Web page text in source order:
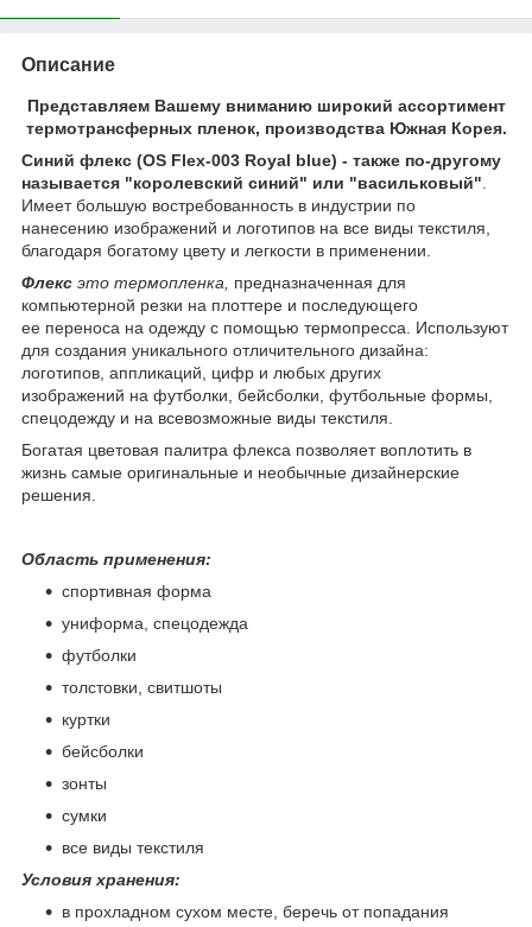
Описание
Представляем Вашему вниманию широкий ассортимент
термотрансферных пленок, производства Южная Корея.
Синий флекс (OS Flex-003 Royal blue) - также по-другому
называется "королевский синий" или "васильковый"
Имеет большую востребованность в индустрии по
нанесению изображений и логотипов на все виды текстиля,
благодаря богатому цвету и легкости в применении.
Флекс это термопленка,
предназначенная для
компьютерной резки на плоттере и последующего
ее переноса на одежду с помощью термопресса. Используют
для создания уникального отличительного дизайна:
логотипов, аппликаций, цифр и любых других
изображений на футболки, бейсболки, футбольные формы,
спецодежду и на всевозможные виды текстиля.
Богатая цветовая палитра флекса позволяет воплотить в
жизнь самые оригинальные и необычные дизайнерские
решения.
Область применения:
спортивная форма
униформа, спецодежда
футболки
толстовки, свитшоты
куртки
бейсболки
зонты
сумки
все виды текстиля
Условия хранения:
в прохладном сухом месте, беречь от попадания